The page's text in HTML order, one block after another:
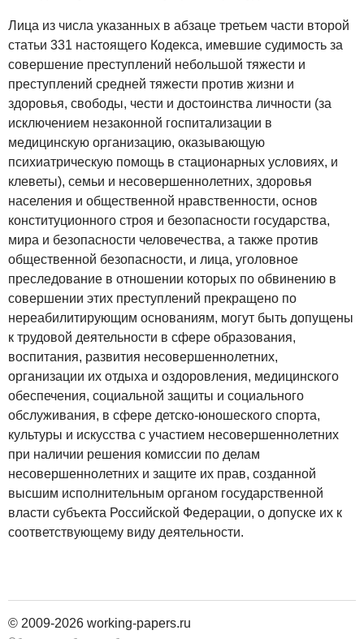
Лица из числа указанных в абзаце третьем части второй
статьи 331 настоящего Кодекса, имевшие судимость за
совершение преступлений небольшой тяжести и
преступлений средней тяжести против жизни и
здоровья, свободы, чести и достоинства личности (за
исключением незаконной госпитализации в
медицинскую организацию, оказывающую
психиатрическую помощь в стационарных условиях, и
клеветы), семьи и несовершеннолетних, здоровья
населения и общественной нравственности, основ
конституционного строя и безопасности государства,
мира и безопасности человечества, а также против
общественной безопасности, и лица, уголовное
преследование в отношении которых по обвинению в
совершении этих преступлений прекращено по
нереабилитирующим основаниям, могут быть допущены
к трудовой деятельности в сфере образования,
воспитания, развития несовершеннолетних,
организации их отдыха и оздоровления, медицинского
обеспечения, социальной защиты и социального
обслуживания, в сфере детско-юношеского спорта,
культуры и искусства с участием несовершеннолетних
при наличии решения комиссии по делам
несовершеннолетних и защите их прав, созданной
высшим исполнительным органом государственной
власти субъекта Российской Федерации, о допуске их к
соответствующему виду деятельности.
© 2009-2026 working-papers.ru